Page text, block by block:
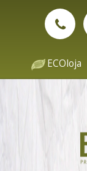
ECOloja